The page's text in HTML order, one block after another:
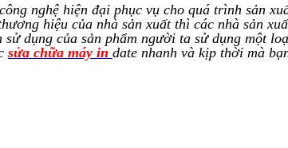
nghệ hiện đại phục vụ cho quá trình sản
hiệu của nhà sản xuất thì các nhà sản
dụng của sản phẩm người ta sử dụng một
sửa chữa máy in date nhanh và kịp thời mà